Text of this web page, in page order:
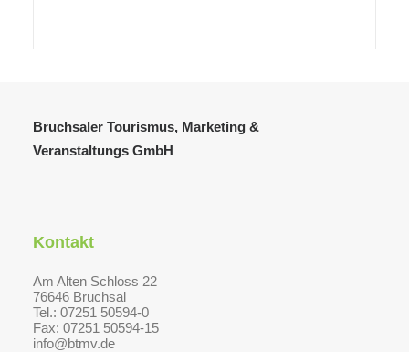
Bruchsaler Tourismus, Marketing &
Veranstaltungs GmbH
Kontakt
Am Alten Schloss 22
76646 Bruchsal
Tel.: 07251 50594-0
Fax: 07251 50594-15
info@btmv.de